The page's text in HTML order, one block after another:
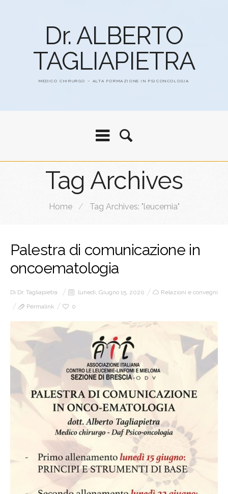
Dr. ALBERTO
TAGLIAPIETRA
MEDICO CHIRURGO – ALTA FORMAZIONE IN PSICONCOLOGIA
Tag Archives
Home / Tag Archives: "leucemia"
Palestra di comunicazione in
oncoematologia
Di Dr. Tagliapietra lunedì, Giugno 15, 2020
Relazioni e convegni
Permalink
0